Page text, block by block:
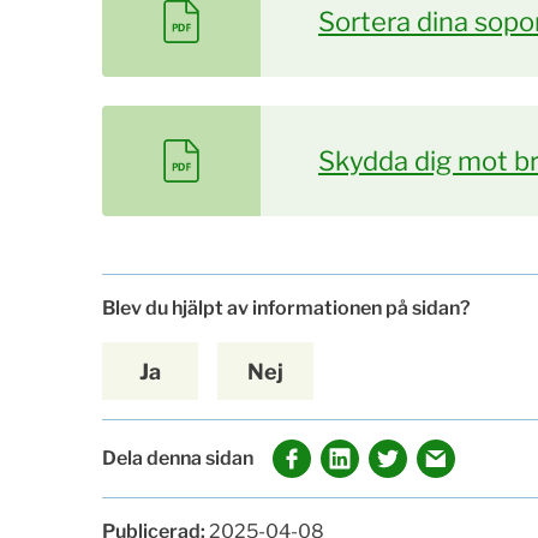
Sortera dina
Skydda dig mot
Blev du hjälpt av informationen på sidan?
Ja Nej
Dela denna sidan
Publicerad: 2025-04-08